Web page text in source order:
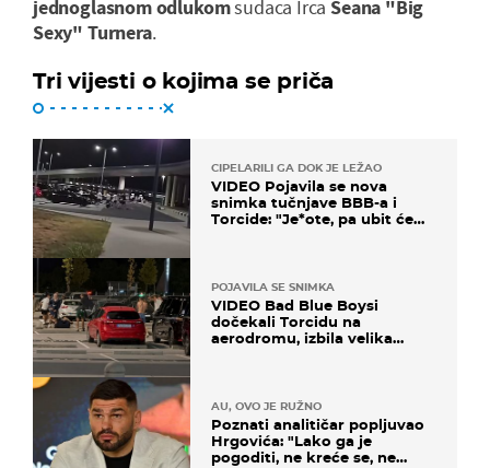
jednoglasnom odlukomsudaca Irca Seana "Big
Sexy" Turnera.
Tri vijesti o kojima se priča
CIPELARILI GA DOK JE LEŽAO
VIDEO Pojavila se nova
snimka tučnjave BBB-a i
Torcide: "Je*ote, pa ubit će
POJAVILA SE SNIMKA
VIDEO Bad Blue Boysi
dočekali Torcidu na
aerodromu, izbila velika
AU, OVO JE RUŽNO
Poznati analitičar popljuvao
Hrgovića: "Lako ga je
pogoditi, ne kreće se, ne